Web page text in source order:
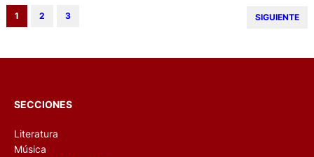
1 2 3 SIGUIENTE
SECCIONES
Literatura
Música